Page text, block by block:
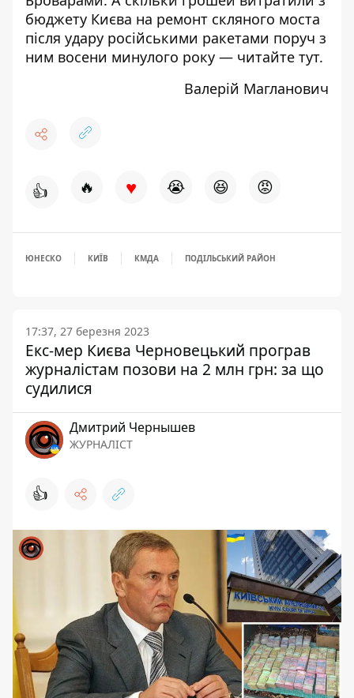
бюджету Києва на ремонт скляного моста
після удару російськими ракетами поруч з
ним восени минулого року — читайте тут.
Валерій Магланович
👍 🔥 ♥ 😭 😆 😡
ЮНЕСКО КИЇВ КМДА ПОДІЛЬСЬКИЙ РАЙОН
17:37, 27 березня 2023
Екс-мер Києва Черновецький програв
журналістам позови на 2 млн грн: за що
судилися
Дмитрий Чернышев
ЖУРНАЛІСТ
👍